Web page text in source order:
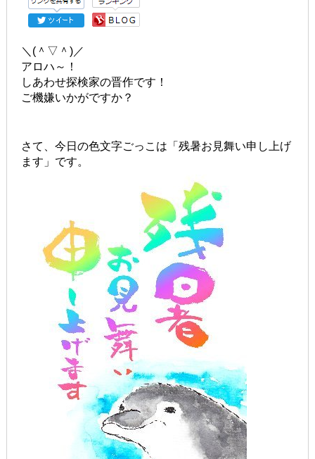
＼(＾▽＾)／
アロハ～！
しあわせ探検家の晋作です！
ご機嫌いかがですか？
さて、今日の色文字ごっこは「残暑お見舞い申し上げ
ます」です。